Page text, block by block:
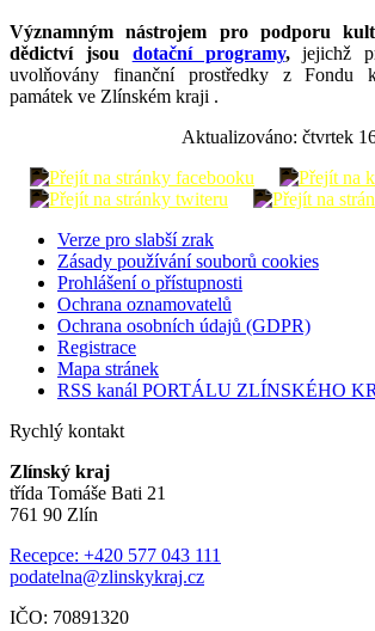
Významným nástrojem pro podporu
dědictví jsou dotační programy,jejichž
uvolňovány finanční prostředky z Fondu
památek ve Zlínském kraji .
Aktualizováno: čtvrtek
Verze pro slabší zrak
Zásady používání souborů cookies
Prohlášení o přístupnosti
Ochrana oznamovatelů
Ochrana osobních údajů (GDPR)
Registrace
Mapa stránek
RSS kanál PORTÁLU ZLÍNSKÉHO
Rychlý kontakt
Zlínský kraj
třída Tomáše Bati 21
761 90 Zlín
Recepce: +420 577 043 111
podatelna@zlinskykraj.cz
IČO: 70891320